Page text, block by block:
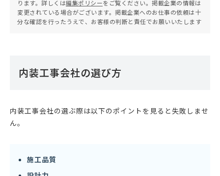
ります。詳しくは編集ポリシーをご覧ください。掲載企業の情報は
変更されている場合がございます。掲載企業へのお仕事の依頼は十
分な確認を行ったうえで、お客様の判断と責任でお願いいたします
内装工事会社の選び方
内装工事会社の選ぶ際は以下のポイントを見ると失敗しませ
ん。
施工品質